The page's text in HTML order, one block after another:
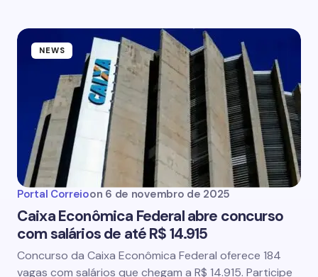
NEWS
Portal Correioon 6 de novembro de 2025
Caixa Econômica Federal abre concurso
com salários de até R$ 14.915
Concurso da Caixa Econômica Federal oferece 184
vagas com salários que chegam a R$ 14.915. Participe